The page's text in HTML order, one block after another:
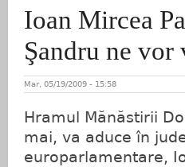
Ioan Mircea
Şandru ne
Mar, 05/19/2009 - 15:58
Hramul Mănăstirii
mai, va aduce în
europarlamentare,